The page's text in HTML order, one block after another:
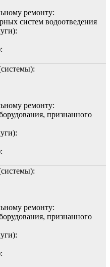
ремонту:
систем водоотведения
ремонту:
признанного
ремонту:
признанного